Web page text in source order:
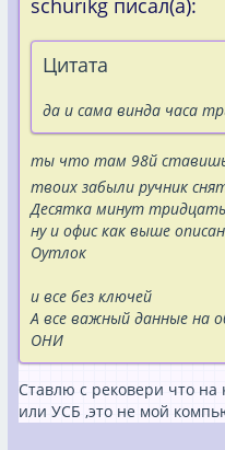
schurikg писал(а):
Цитата
да и сама винда часа
ты что там 98й
твоих забыли ручник
Десятка минут тридцать
ну и офис как выше
Оутлок
и все без ключей
А все важный данные на
ОНИ
Ставлю с рековери что
или УСБ ,это не мой